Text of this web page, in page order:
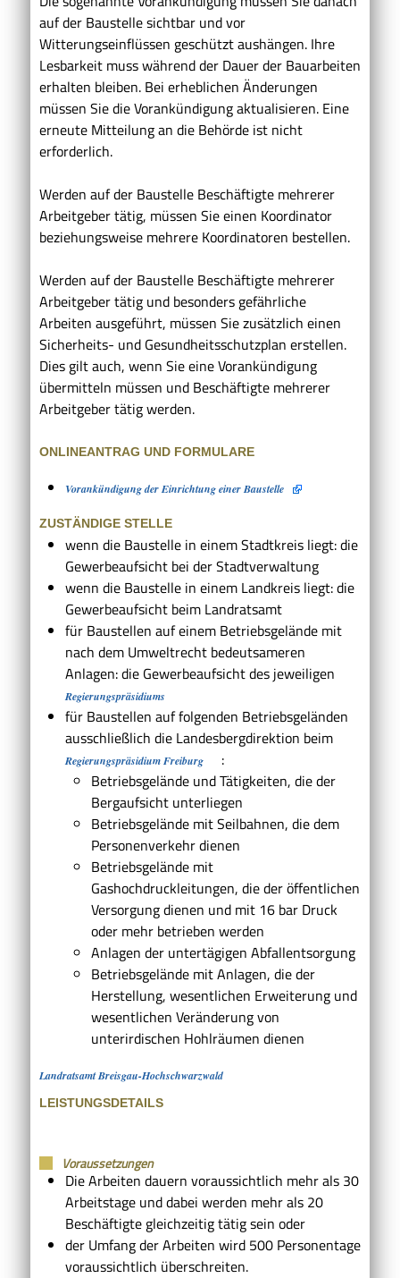
auf der Baustelle sichtbar und vor
Witterungseinflüssen geschützt aushängen. Ihre
Lesbarkeit muss während der Dauer der Bauarbeiten
erhalten bleiben. Bei erheblichen Änderungen
müssen Sie die Vorankündigung aktualisieren. Eine
erneute Mitteilung an die Behörde ist nicht
erforderlich.
Werden auf der Baustelle Beschäftigte mehrerer
Arbeitgeber tätig, müssen Sie einen Koordinator
beziehungsweise mehrere Koordinatoren bestellen.
Werden auf der Baustelle Beschäftigte mehrerer
Arbeitgeber tätig und besonders gefährliche
Arbeiten ausgeführt, müssen Sie zusätzlich einen
Sicherheits- und Gesundheitsschutzplan erstellen.
Dies gilt auch, wenn Sie eine Vorankündigung
übermitteln müssen und Beschäftigte mehrerer
Arbeitgeber tätig werden.
ONLINEANTRAG UND FORMULARE
Vorankündigung der Einrichtung einer Baustelle
ZUSTÄNDIGE STELLE
wenn die Baustelle in einem Stadtkreis liegt: die
Gewerbeaufsicht bei der Stadtverwaltung
wenn die Baustelle in einem Landkreis liegt: die
Gewerbeaufsicht beim Landratsamt
für Baustellen auf einem Betriebsgelände mit
nach dem Umweltrecht bedeutsameren
Anlagen: die Gewerbeaufsicht des jeweiligen
Regierungspräsidiums
für Baustellen auf folgenden Betriebsgeländen
ausschließlich die Landesbergdirektion beim
Regierungspräsidium Freiburg
:
Betriebsgelände und Tätigkeiten, die der
Bergaufsicht unterliegen
Betriebsgelände mit Seilbahnen, die dem
Personenverkehr dienen
Betriebsgelände mit
Gashochdruckleitungen, die der öffentlichen
Versorgung dienen und mit 16 bar Druck
oder mehr betrieben werden
Anlagen der untertägigen Abfallentsorgung
Betriebsgelände mit Anlagen, die der
Herstellung, wesentlichen Erweiterung und
wesentlichen Veränderung von
unterirdischen Hohlräumen dienen
Landratsamt Breisgau-Hochschwarzwald
LEISTUNGSDETAILS
Voraussetzungen
Die Arbeiten dauern voraussichtlich mehr als 30
Arbeitstage und dabei werden mehr als 20
Beschäftigte gleichzeitig tätig sein oder
der Umfang der Arbeiten wird 500 Personentage
voraussichtlich überschreiten.